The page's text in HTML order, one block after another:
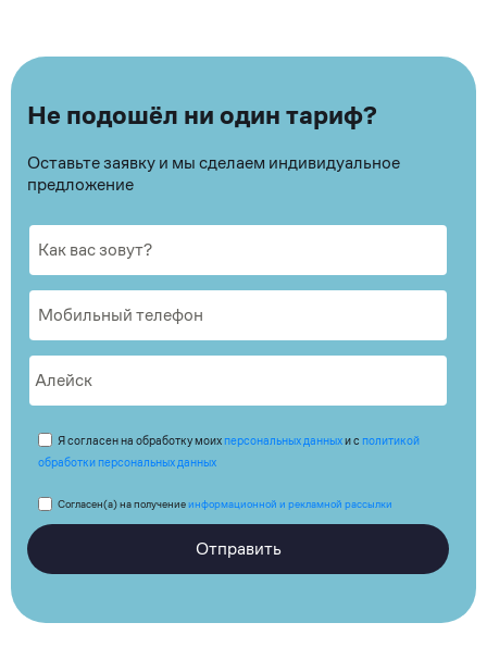
Не подошёл ни один тариф?
Оставьте заявку и мы сделаем индивидуальное
предложение
Я согласен на обработку моих персональных данныхи с политикой
обработки персональных данных
Согласен(а) на получениеинформационной и рекламной рассылки
Отправить